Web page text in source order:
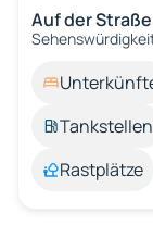
Auf der Straße
Tankstellen
Rastplätze